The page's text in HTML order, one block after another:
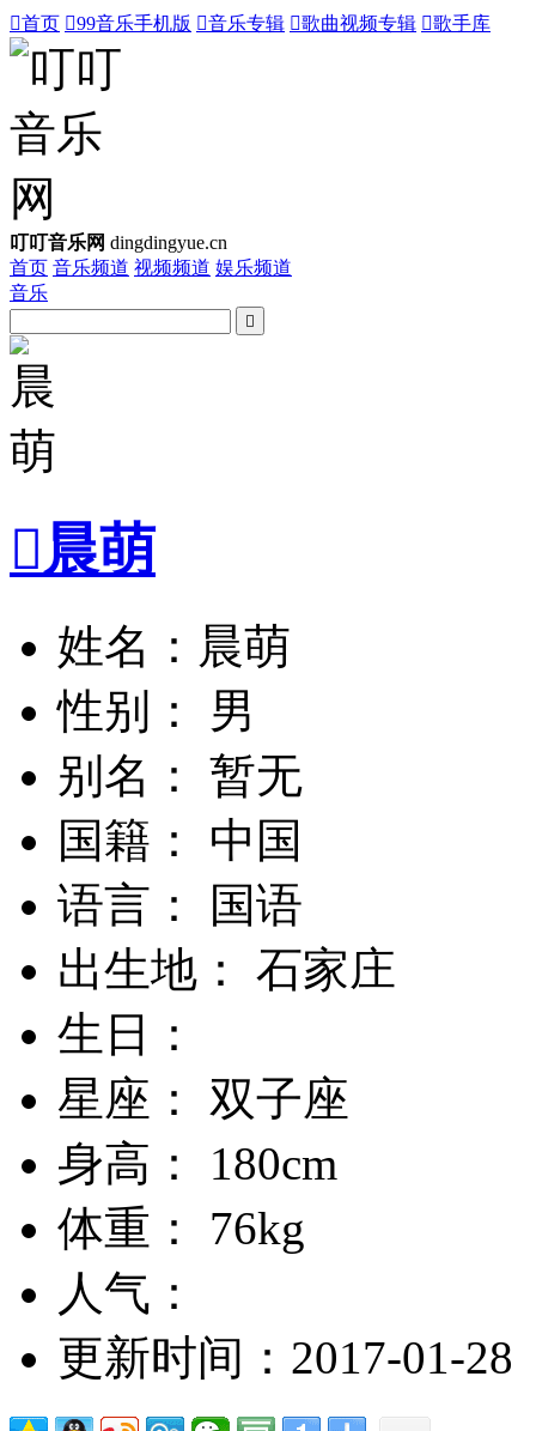
首页 99音乐手机版 音乐专辑 歌曲视频专辑 歌手库
叮叮音乐网 dingdingyue.cn
首页 音乐频道 视频频道 娱乐频道
音乐

晨萌
姓名：晨萌
性别： 男
别名： 暂无
国籍： 中国
语言： 国语
出生地： 石家庄
生日：
星座： 双子座
身高： 180cm
体重： 76kg
人气：
更新时间：2017-01-28